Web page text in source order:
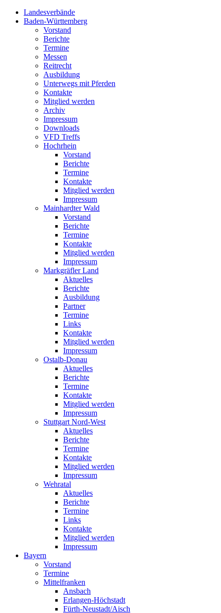
Landesverbände
Baden-Württemberg
Vorstand
Berichte
Termine
Messen
Reitrecht
Ausbildung
Unterwegs mit Pferden
Kontakte
Mitglied werden
Archiv
Impressum
Downloads
VFD Treffs
Hochrhein
Vorstand
Berichte
Termine
Kontakte
Mitglied werden
Impressum
Mainhardter Wald
Vorstand
Berichte
Termine
Kontakte
Mitglied werden
Impressum
Markgräfler Land
Aktuelles
Berichte
Ausbildung
Partner
Termine
Links
Kontakte
Mitglied werden
Impressum
Ostalb-Donau
Aktuelles
Berichte
Termine
Kontakte
Mitglied werden
Impressum
Stuttgart Nord-West
Aktuelles
Berichte
Termine
Kontakte
Mitglied werden
Impressum
Wehratal
Aktuelles
Berichte
Termine
Links
Kontakte
Mitglied werden
Impressum
Bayern
Vorstand
Termine
Mittelfranken
Ansbach
Erlangen-Höchstadt
Fürth-Neustadt/Aisch